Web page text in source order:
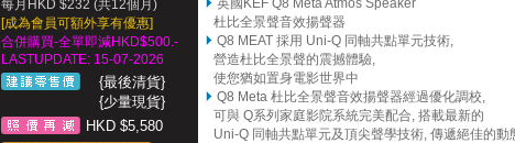
每月HKD $232 (共12個月)
[成為會員可額外享有優惠]
合併購買-全單即減HKD$500.-
LASTUPDATE: 15-07-2026
{最後清貨}
{少量現貨}
HKD $5,580
英國KEF Q8 Meta Atmos Speaker
杜比全景聲音效揚聲器
Q8 MEAT 採用 Uni-Q 同軸共點單元技術,
營造杜比全景聲的震撼體驗,
使您猶如置身電影世界中
Q8 Meta 杜比全景聲音效揚聲器經過優化調校,
可與 Q系列家庭影院系統完美配合, 搭載最新的
Uni-Q 同軸共點單元及頂尖聲學技術, 傳遞絕佳的動